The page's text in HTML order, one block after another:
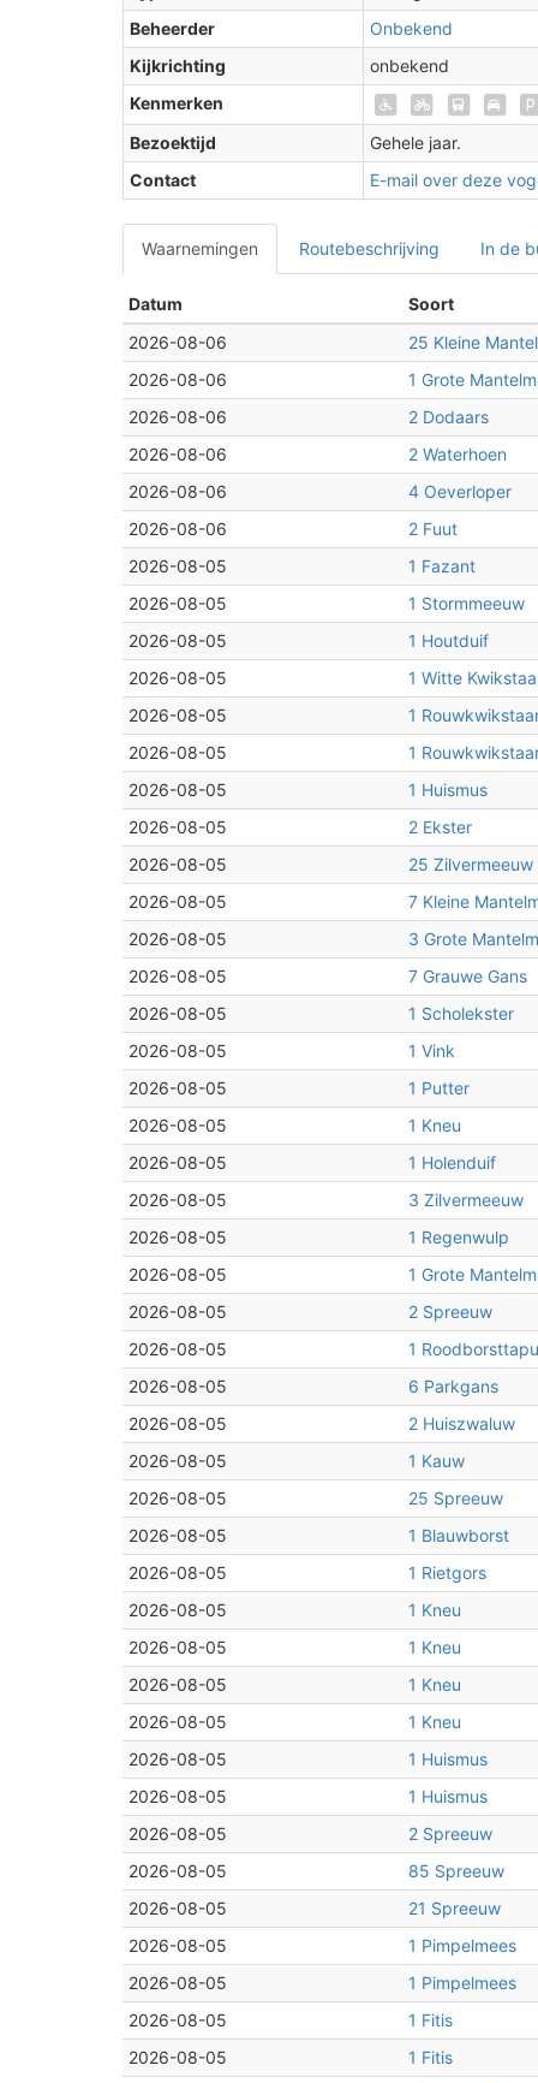
Beheerder
Onbekend
Kijkrichting
onbekend
Kenmerken
Bezoektijd
Gehele jaar.
Contact
E-mail over deze
Waarnemingen Routebeschrijving In de
Datum
Soort
2026-08-06
25 Kleine
2026-08-06
1 Grote
2026-08-06
2 Dodaars
2026-08-06
2 Waterhoen
2026-08-06
4 Oeverloper
2026-08-06
2 Fuut
2026-08-05
1 Fazant
2026-08-05
1 Stormmeeuw
2026-08-05
1 Houtduif
2026-08-05
1 Witte
2026-08-05
1
2026-08-05
1
2026-08-05
1 Huismus
2026-08-05
2 Ekster
2026-08-05
25 Zilvermeeuw
2026-08-05
7 Kleine
2026-08-05
3 Grote
2026-08-05
7 Grauwe Gans
2026-08-05
1 Scholekster
2026-08-05
1 Vink
2026-08-05
1 Putter
2026-08-05
1 Kneu
2026-08-05
1 Holenduif
2026-08-05
3 Zilvermeeuw
2026-08-05
1 Regenwulp
2026-08-05
1 Grote
2026-08-05
2 Spreeuw
2026-08-05
1
2026-08-05
6 Parkgans
2026-08-05
2 Huiszwaluw
2026-08-05
1 Kauw
2026-08-05
25 Spreeuw
2026-08-05
1 Blauwborst
2026-08-05
1 Rietgors
2026-08-05
1 Kneu
2026-08-05
1 Kneu
2026-08-05
1 Kneu
2026-08-05
1 Kneu
2026-08-05
1 Huismus
2026-08-05
1 Huismus
2026-08-05
2 Spreeuw
2026-08-05
85 Spreeuw
2026-08-05
21 Spreeuw
2026-08-05
1 Pimpelmees
2026-08-05
1 Pimpelmees
2026-08-05
1 Fitis
2026-08-05
1 Fitis